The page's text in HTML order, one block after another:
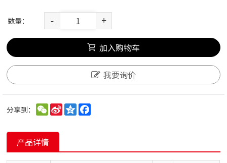
数量： - +
加入购物车
我要询价
分享到： WeChat
Sina
Weibo
Qzone
产品详情